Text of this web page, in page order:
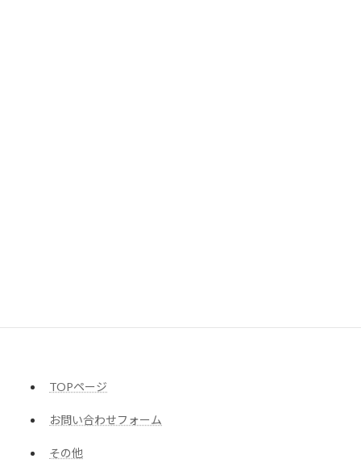
TOPページ
お問い合わせフォーム
その他